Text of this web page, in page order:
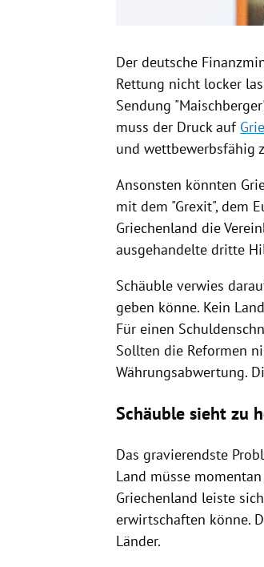
Der deutsche
Rettung nicht locker
Sendung
muss der Druck auf
und wettbewerbsfähig
Ansonsten könnten
mit dem "Grexit", dem
Griechenland die
ausgehandelte dritte
Schäuble verwies
geben könne. Kein
Für einen
Sollten die Reformen
Währungsabwertung.
Schäuble sieht zu
Das gravierendste
Land müsse
Griechenland leiste
erwirtschaften könne.
Länder.